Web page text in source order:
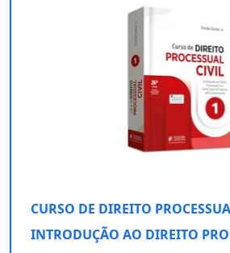
CURSO DE DIREITO
INTRODUÇÃO AO DIREITO